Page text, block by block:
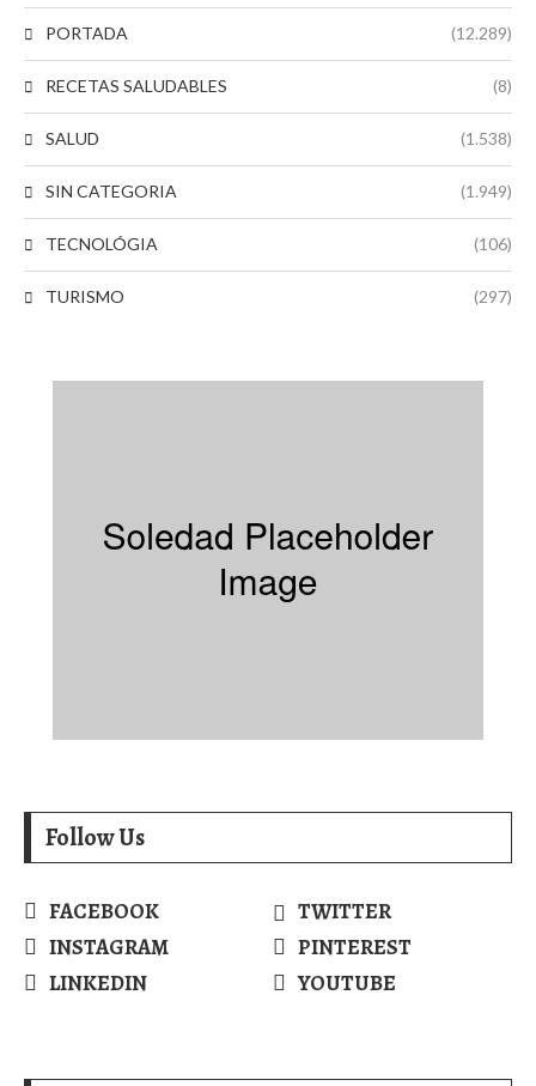
PORTADA (12.289)
RECETAS SALUDABLES (8)
SALUD (1.538)
SIN CATEGORIA (1.949)
TECNOLÓGIA (106)
TURISMO (297)
Follow Us
FACEBOOK
TWITTER
INSTAGRAM
PINTEREST
LINKEDIN
YOUTUBE